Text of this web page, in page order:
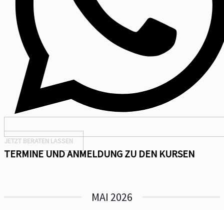
JETZT BERATEN LASSEN
TERMINE UND ANMELDUNG ZU DEN KURSEN
MAI 2026